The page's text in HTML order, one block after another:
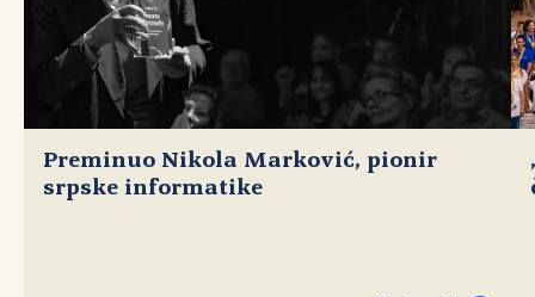
Preminuo Nikola Marković, pionir
srpske informatike